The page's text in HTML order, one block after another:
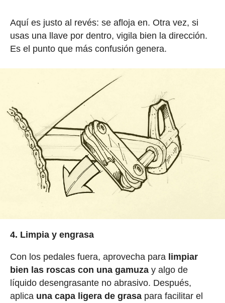
Aquí es justo al revés: se afloja en. Otra vez, si
usas una llave por dentro, vigila bien la dirección.
Es el punto que más confusión genera.
4. Limpia y engrasa
Con los pedales fuera, aprovecha para limpiar
bien las roscas con una gamuzay algo de
líquido desengrasante no abrasivo. Después,
aplica una capa ligera de grasapara facilitar el